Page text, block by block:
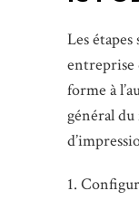
Les
entreprise
forme à
général
1.